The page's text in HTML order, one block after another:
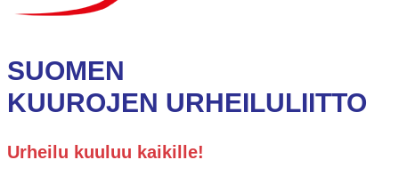
SUOMEN
KUUROJEN URHEILULIITTO
Urheilu kuuluu kaikille!